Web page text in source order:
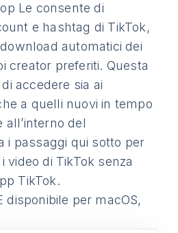
Le consente di
e hashtag di TikTok,
automatici dei
creator preferiti. Questa
accedere sia ai
a quelli nuovi in tempo
del
i passaggi qui sotto per
video di TikTok senza
TikTok.
disponibile per macOS,